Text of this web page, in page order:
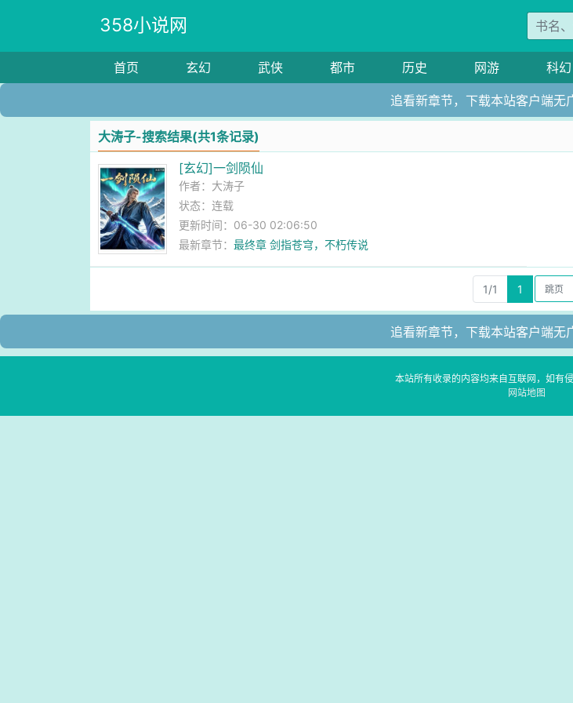
358小说网
首页 玄幻 武侠 都市 历史 网游 科幻
追看新章节，下载本站客户端无
大涛子-搜索结果(共1条记录)
[玄幻]一剑陨仙
作者： 大涛子
状态：连载
更新时间：06-30 02:06:50
最新章节：最终章 剑指苍穹，不朽传说
1/1 1
追看新章节，下载本站客户端无
本站所有收录的内容均来自互联网，如有
网站地图